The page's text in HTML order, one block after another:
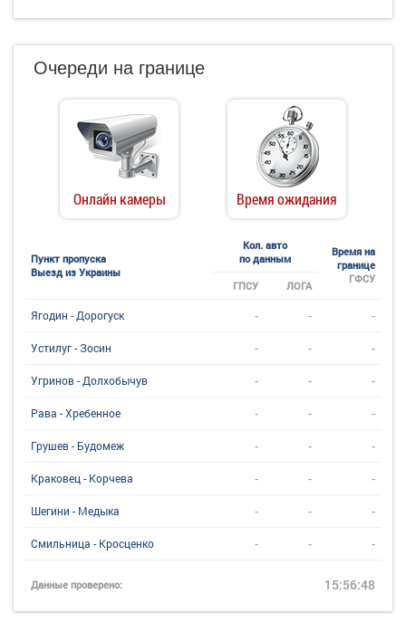
Очереди на границе
Онлайн камеры Время ожидания
Пункт пропуска
Выезд из Украины
Кол. авто
по данным
Время на
границе
ГФСУ
ГПСУ ЛОГА
Ягодин - Дорогуск - - -
Устилуг - Зосин - - -
Угринов - Долхобычув - - -
Рава - Хребенное - - -
Грушев - Будомеж - - -
Краковец - Корчева - - -
Шегини - Медыка - - -
Смильница - Кросценко - - -
Данные проверено: 15:56:48